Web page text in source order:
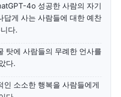
4o 성공한 사람의 자기
답게 사는 사람들에 대한 예찬
다.
탓에 사람들의 무례한 언사를
다.
인 소소한 행복을 사람들에게